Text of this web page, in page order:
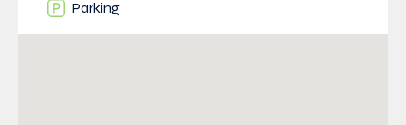
Parking